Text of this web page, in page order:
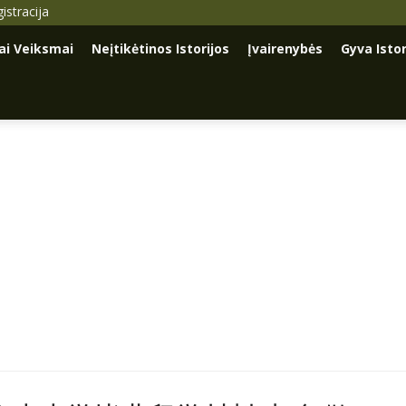
Veiksmai Neįtikėtinos Istorijos Įvairenybės Gyva